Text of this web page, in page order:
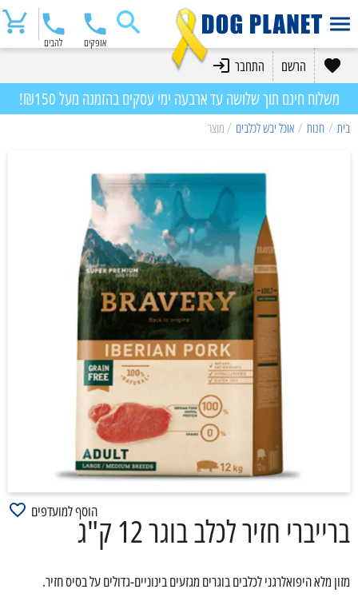
אופקים להבים
הרשם התחבר
משלוח חינם תוך שלושה עד ארבעה ימי עסקים בהזמנה מעל ₪150!
בית / חנות / אוכל יבש לכלבים / מוצר
ברייברי חזיר לכלב בוגר 12 ק"ג הוסף למועדפים
מזון מלא היפואלרגני לכלבים בוגרים מגזעים בינוניים-גדולים על בסיס חזיר.